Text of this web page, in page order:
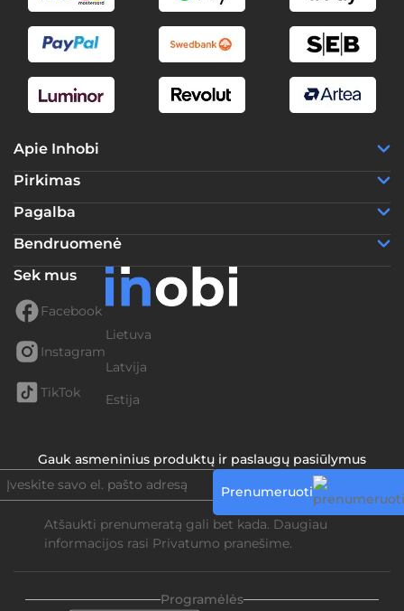
Apie Inhobi
Pirkimas
Pagalba
Bendruomenė
Sek mus
Facebook
Instagram
TikTok
Lietuva
Latvija
Estija
Gauk asmeninius produktų ir paslaugų pasiūlymus
Prenumeruoti
Atšaukti prenumeratą gali bet kada. Daugiau
informacijos rasi Privatumo pranešime.
Programėlės